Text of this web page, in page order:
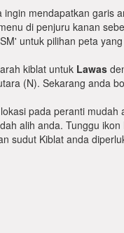
ingin mendapatkan garis
di penjuru kanan
untuk pilihan peta
kiblat untuk Lawas
(N). Sekarang anda
pada peranti
alih anda. Tunggu
sudut Kiblat anda